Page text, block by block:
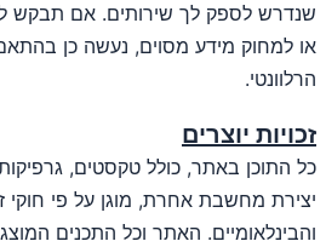
שנדרש לספק לך שירותים. אם תבקש
או למחוק מידע מסוים, נעשה כן בהתאם
הרלוונטי.
זכויות יוצרים
כל התוכן באתר, כולל טקסטים,
יצירת מחשבת אחרת, מוגן על פי חוקי
והבינלאומיים. האתר וכל התכנים